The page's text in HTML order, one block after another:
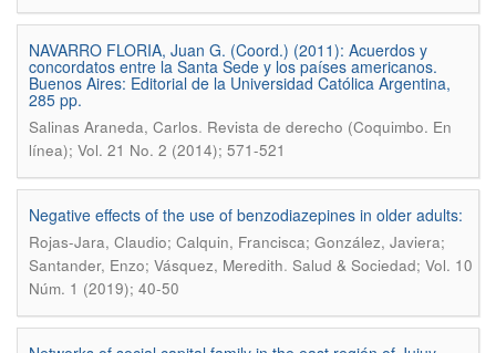
NAVARRO FLORIA, Juan G. (Coord.) (2011): Acuerdos y
concordatos entre la Santa Sede y los países americanos.
Buenos Aires: Editorial de la Universidad Católica Argentina,
285 pp.
Salinas Araneda, Carlos. Revista de derecho (Coquimbo. En
línea); Vol. 21 No. 2 (2014); 571-521
Negative effects of the use of benzodiazepines in older adults:
Rojas-Jara, Claudio; Calquin, Francisca; González, Javiera;
Santander, Enzo; Vásquez, Meredith. Salud & Sociedad; Vol. 10
Núm. 1 (2019); 40-50